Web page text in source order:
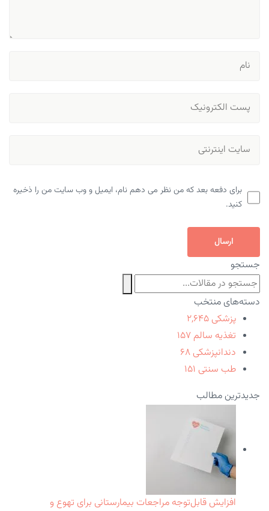
برای دفعه بعد که من نظر می دهم نام، ایمیل و وب سایت من را ذخیره
کنید.
ارسال
جستجو
دسته‌های منتخب
پزشکی ۲,۶۴۵
تغذیه سالم ۱۵۷
دندانپزشکی ۶۸
طب سنتی ۱۵۱
جدیدترین مطالب
افزایش قابل‌توجه مراجعات بیمارستانی برای تهوع و